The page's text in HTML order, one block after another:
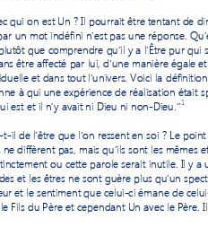
qui on est Un ? Il pourrait être tentant de
ar un mot indéfini n’est pas une réponse.
que comprendre qu’il y a l’Être pur qui
être affecté par lui, d’une manière égale
et dans tout l’univers. Voici la d
à qui une expérience de réalisation était
est et il n’y avait ni Dieu ni non-Dieu.’’1
t-il de l’être que l’on ressent en soi ? Le
ne diffèrent pas, mais qu’ils sont les mêmes
ou cette parole serait inutile. Il y a
et les êtres ne sont guère plus qu’un
et le sentiment que celui-ci émane de celui
Fils du Père et cependant Un avec le Père.